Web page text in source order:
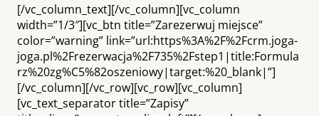
[/vc_column_text][/vc_column][vc_column
width=”1/3″][vc_btn title=”Zarezerwuj miejsce”
color=”warning” link=”url:https%3A%2F%2Fcrm.joga-
joga.pl%2Frezerwacja%2F735%2Fstep1|title:Formula
rz%20zg%C5%82oszeniowy|target:%20_blank|”]
[/vc_column][/vc_row][vc_row][vc_column]
[vc_text_separator title=”Zapisy”